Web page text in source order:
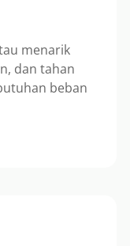
menarik
dan tahan
beban